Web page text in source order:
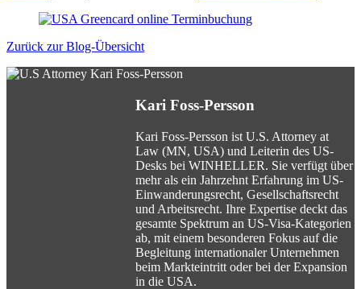
Zurück zur Blog-Übersicht
Kari Foss-Persson
Kari Foss-Persson ist U.S. Attorney at
Law (MN, USA) und Leiterin des US-
Desks bei WINHELLER. Sie verfügt über
mehr als ein Jahrzehnt Erfahrung im US-
Einwanderungsrecht, Gesellschaftsrecht
und Arbeitsrecht. Ihre Expertise deckt das
gesamte Spektrum an US-Visa-Kategorien
ab, mit einem besonderen Fokus auf die
Begleitung internationaler Unternehmen
beim Markteintritt oder bei der Expansion
in die USA.